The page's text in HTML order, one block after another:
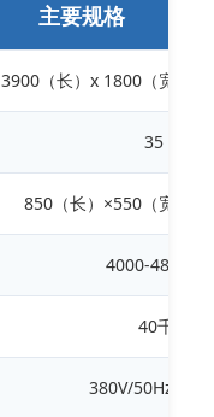
主要规格
3900（长）x 1800（宽）x
35 秒
850（长）×550（宽）
4000-4800分
40千牛
380V/50Hz（可